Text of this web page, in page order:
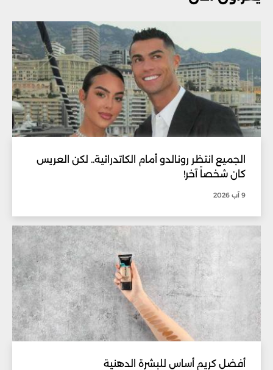
الجميع انتظر رونالدو أمام الكاتدرائية.. لكن العريس
كان شخصاً آخر!
9 آب 2026
أفضل كريم أساس للبشرة الدهنية